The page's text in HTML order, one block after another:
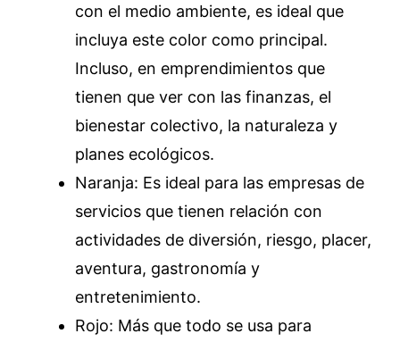
con el medio ambiente, es ideal que
incluya este color como principal.
Incluso, en emprendimientos que
tienen que ver con las finanzas, el
bienestar colectivo, la naturaleza y
planes ecológicos.
Naranja: Es ideal para las empresas de
servicios que tienen relación con
actividades de diversión, riesgo, placer,
aventura, gastronomía y
entretenimiento.
Rojo: Más que todo se usa para